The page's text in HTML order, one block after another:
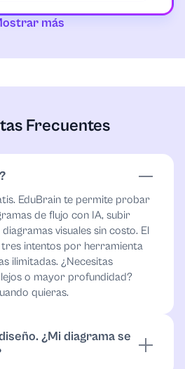
más
Frecuentes
EduBrain te permite probar
de flujo con IA, subir
visuales sin costo. El
intentos por herramienta
ilimitadas. ¿Necesitas
o mayor profundidad?
quieras.
¿Mi diagrama se